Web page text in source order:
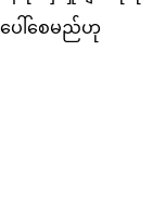
ပေါ်စေမည်ဟု